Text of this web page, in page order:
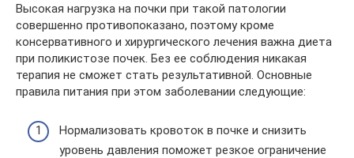
Высокая нагрузка на почки при такой патологии
совершенно противопоказано, поэтому кроме
консервативного и хирургического лечения важна диета
при поликистозе почек. Без ее соблюдения никакая
терапия не сможет стать результативной. Основные
правила питания при этом заболевании следующие:
Нормализовать кровоток в почке и снизить
уровень давления поможет резкое ограничение